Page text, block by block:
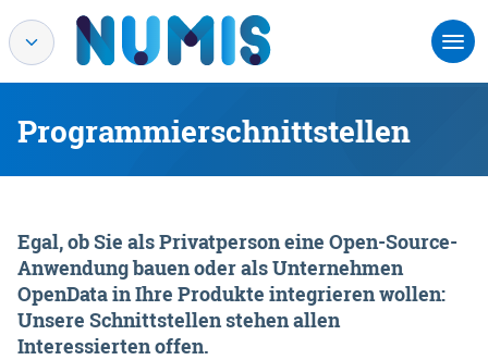
Programmierschnittstellen
Egal, ob Sie als Privatperson eine Open-Source-
Anwendung bauen oder als Unternehmen
OpenData in Ihre Produkte integrieren wollen:
Unsere Schnittstellen stehen allen
Interessierten offen.